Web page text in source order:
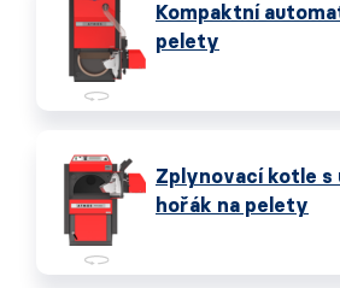
Kompaktní
pelety
Zplynovací kotle s
hořák na pelety